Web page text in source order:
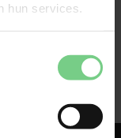
hun services.